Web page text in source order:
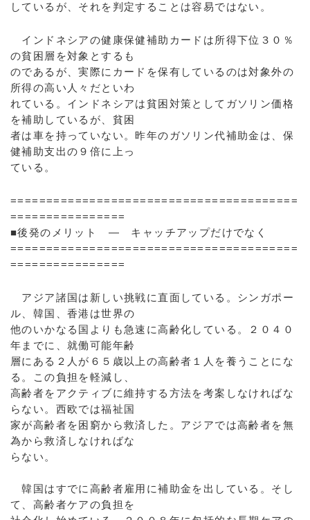
しているが、それを判定することは容易ではない。
インドネシアの健康保健補助カードは所得下位３０％
の貧困層を対象とするも
のであるが、実際にカードを保有しているのは対象外の
所得の高い人々だといわ
れている。インドネシアは貧困対策としてガソリン価格
を補助しているが、貧困
者は車を持っていない。昨年のガソリン代補助金は、保
健補助支出の９倍に上っ
ている。
========================================
================
■後発のメリット ― キャッチアップだけでなく
========================================
================
アジア諸国は新しい挑戦に直面している。シンガポー
ル、韓国、香港は世界の
他のいかなる国よりも急速に高齢化している。２０４０
年までに、就働可能年齢
層にある２人が６５歳以上の高齢者１人を養うことにな
る。この負担を軽減し、
高齢者をアクティブに維持する方法を考案しなければな
らない。西欧では福祉国
家が高齢者を困窮から救済した。アジアでは高齢者を無
為から救済しなければな
らない。
韓国はすでに高齢者雇用に補助金を出している。そし
て、高齢者ケアの負担を